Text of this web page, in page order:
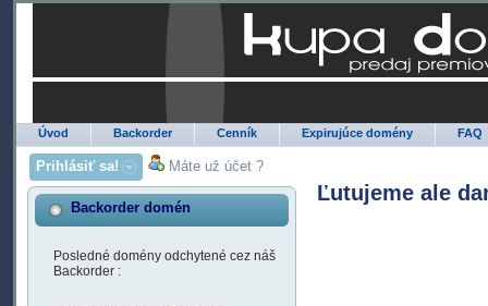
Úvod Backorder Cenník Expirujúce domény FAQ
Prihlásiť sa! Máte už účet ?
Backorder domén
Posledné domény odchytené cez náš
Backorder :
Ľutujeme ale